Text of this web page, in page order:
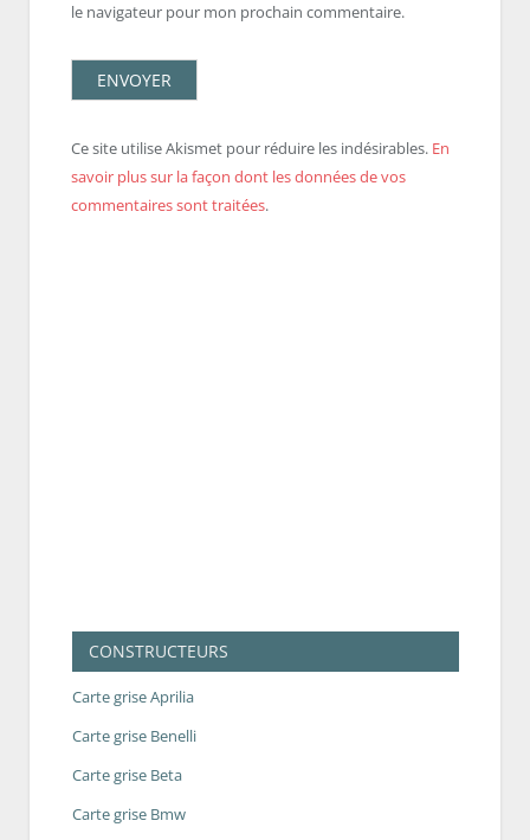
le navigateur pour mon prochain commentaire.
Ce site utilise Akismet pour réduire les indésirables. En
savoir plus sur la façon dont les données de vos
commentaires sont traitées.
CONSTRUCTEURS
Carte grise Aprilia
Carte grise Benelli
Carte grise Beta
Carte grise Bmw